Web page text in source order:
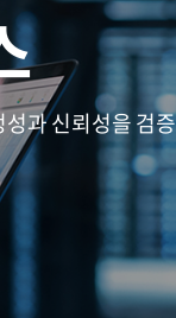
과 신뢰성을 검